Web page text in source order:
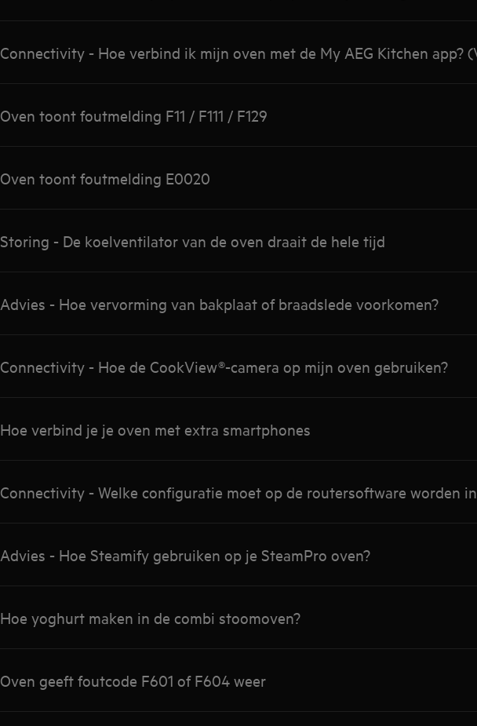
Connectivity - Hoe verbind ik mijn oven met de My AEG Kitchen app?
Oven toont foutmelding F11 / F111 / F129
Oven toont foutmelding E0020
Storing - De koelventilator van de oven draait de hele tijd
Advies - Hoe vervorming van bakplaat of braadslede voorkomen?
Connectivity - Hoe de CookView®-camera op mijn oven gebruiken?
Hoe verbind je je oven met extra smartphones
Connectivity - Welke configuratie moet op de routersoftware worden
Advies - Hoe Steamify gebruiken op je SteamPro oven?
Hoe yoghurt maken in de combi stoomoven?
Oven geeft foutcode F601 of F604 weer